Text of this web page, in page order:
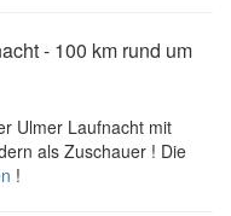
- 100 km rund um
Ulmer Laufnacht mit
als Zuschauer ! Die
!